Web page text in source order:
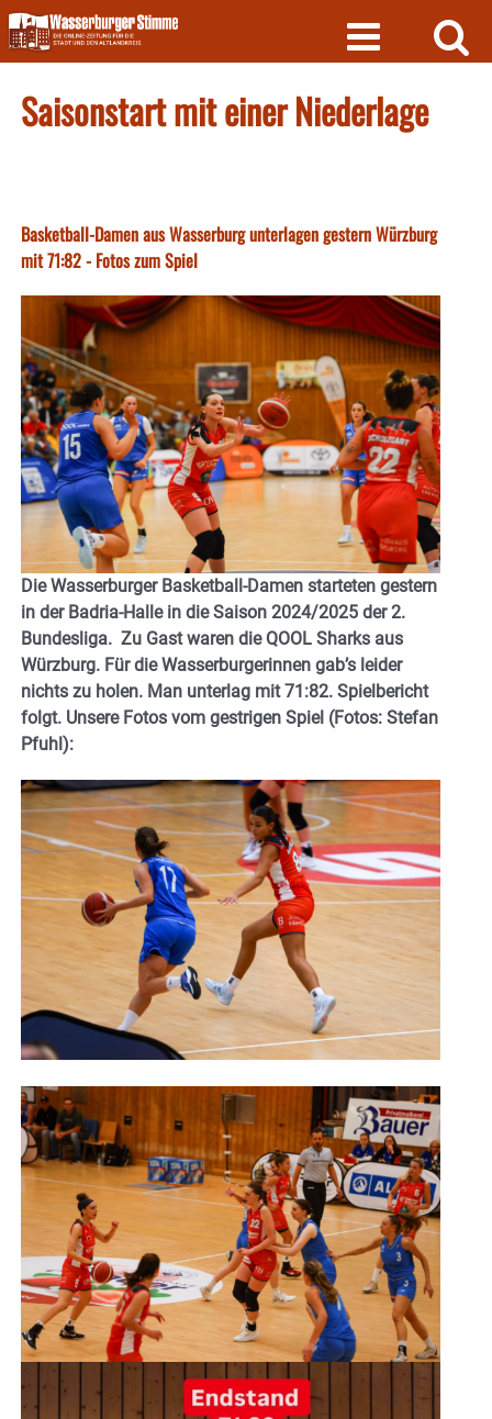
Skip
to
content
Saisonstart mit einer Niederlage
Basketball-Damen aus Wasserburg unterlagen gestern Würzburg
mit 71:82 - Fotos zum Spiel
Die Wasserburger Basketball-Damen starteten gestern
in der Badria-Halle in die Saison 2024/2025 der 2.
Bundesliga. Zu Gast waren die QOOL Sharks aus
Würzburg. Für die Wasserburgerinnen gab’s leider
nichts zu holen. Man unterlag mit 71:82. Spielbericht
folgt. Unsere Fotos vom gestrigen Spiel (Fotos: Stefan
Pfuhl):